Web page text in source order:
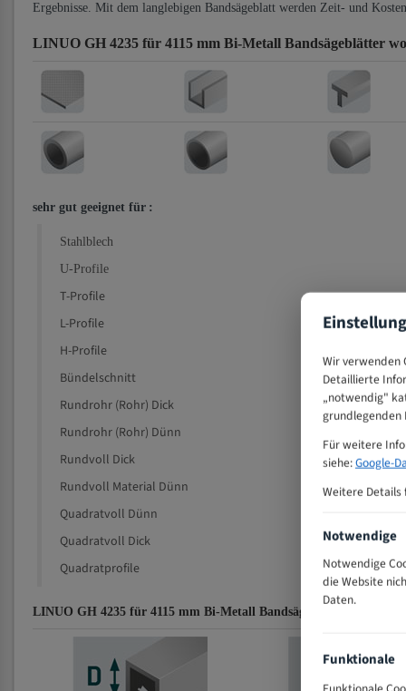
Ergebnisse. Mit dem langlebigen Bandsägeblatt werden Zeit- und
LINUO GH 4235 für 4115 mm Bi-Metall Bandsägeblätter
sehr gut geeignet für :
Stahlblech
U-Profile
T-Profile
L-Profile
H-Profile
Bündelschnitt
Rundrohr (Rohr) Dick
Rundrohr (Rohr) Dünn
Rundvoll Dick
Rundvoll Material Dünn
Quadratvoll Dünn
Quadratvoll Dick
Quadratprofile
LINUO GH 4235 für 4115 mm Bi-Metall Bandsägeblätter
Wir verwenden
Detaillierte
„notwendig"
grundlegenden
Für weitere
siehe:Google-
Weitere Details
Notwendige
Notwendige
die Website
Daten.
Funktionale